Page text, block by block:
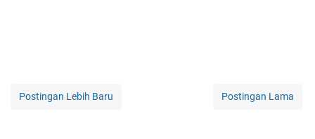
Postingan Lebih Baru Postingan Lama